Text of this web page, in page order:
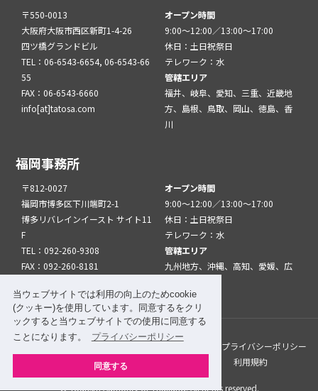
当ウェブサイトでは利用の向上のためcookie
(クッキー)を使用しています。同意するをクリ
ックすると当ウェブサイトでの使用に同意する
ことになります。
プライバシーポリシー
同意する
〒550-0013
大阪府大阪市西区新町1-4-26
四ツ橋グランドビル
TEL：06-6543-6654, 06-6543-66
55
FAX：06-6543-6660
info[at]tatosa.com
オープン時間
9:00～12:00／13:00～17:00
休日：土日祝祭日
テレワーク：水
管轄エリア
福井、岐阜、愛知、三重、近畿地
方、島根、鳥取、岡山、徳島、香
川
福岡事務所
〒812-0027
福岡市博多区下川端町2-1
博多リバレインイースト サイト11
F
TEL：092-260-9308
FAX：092-260-8181
オープン時間
9:00～12:00／13:00～17:00
休日：土日祝祭日
テレワーク：水
管轄エリア
九州地方、沖縄、高知、愛媛、広
このサイトについて
プライバシーポリシー
サイトマップ
関係機関・団体について 利用規約
© Tourism Authority of Thailand. All rights reserved.